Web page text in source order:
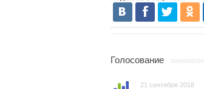
Голосование
21 сентября 2018